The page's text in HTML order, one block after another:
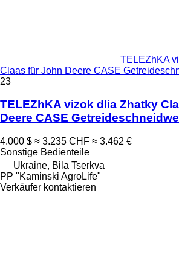
TELEZhKA
Claas für John Deere CASE
23
TELEZhKA vizok dlia Zhatky
Deere CASE
4.000 $ ≈ 3.235 CHF ≈ 3.462 €
Sonstige Bedienteile
Ukraine, Bila Tserkva
PP "Kaminski AgroLife"
Verkäufer kontaktieren